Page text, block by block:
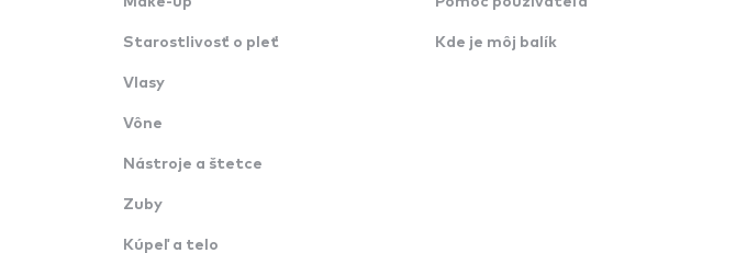
Starostlivosť o pleť
Vlasy
Vône
Nástroje a štetce
Zuby
Kúpeľ a telo
Kde je môj balík